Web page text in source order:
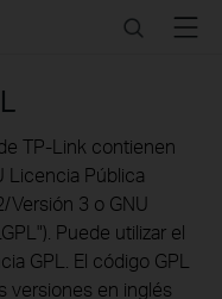
SearchMenu
TP-Link contienen
Licencia Pública
Versión 3 o GNU
Puede utilizar el
GPL. El código GPL
versiones en inglés